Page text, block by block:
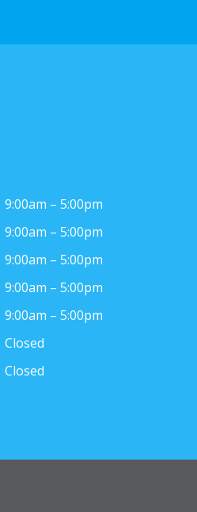
9:00am – 5:00pm
9:00am – 5:00pm
9:00am – 5:00pm
9:00am – 5:00pm
9:00am – 5:00pm
Closed
Closed